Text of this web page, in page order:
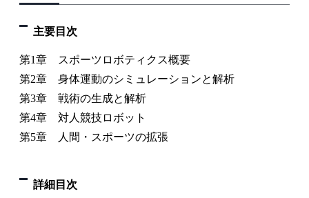
主要目次
第1章 スポーツロボティクス概要
第2章 身体運動のシミュレーションと解析
第3章 戦術の生成と解析
第4章 対人競技ロボット
第5章 人間・スポーツの拡張
詳細目次